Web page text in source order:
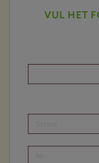
VUL HET